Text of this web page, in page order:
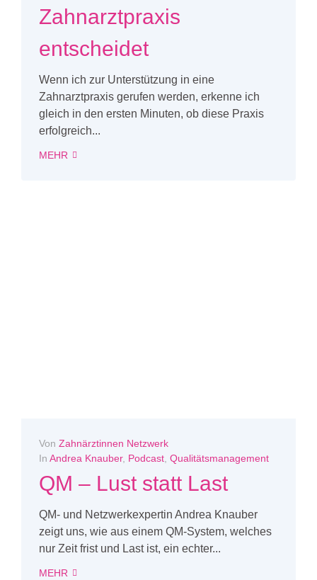
Zahnarztpraxis
entscheidet
Wenn ich zur Unterstützung in eine
Zahnarztpraxis gerufen werden, erkenne ich
gleich in den ersten Minuten, ob diese Praxis
erfolgreich...
MEHR
Von Zahnärztinnen Netzwerk
In Andrea Knauber, Podcast, Qualitätsmanagement
QM – Lust statt Last
QM- und Netzwerkexpertin Andrea Knauber
zeigt uns, wie aus einem QM-System, welches
nur Zeit frist und Last ist, ein echter...
MEHR